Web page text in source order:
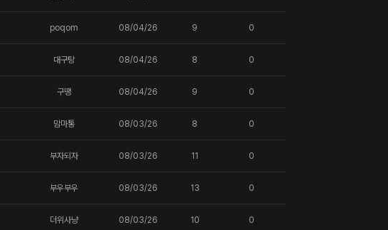
poqom 08/04/26 9 0
대구탕 08/04/26 8 0
구땡 08/04/26 9 0
맘마통 08/03/26 8 0
부자되자 08/03/26 11 0
부우부우 08/03/26 13 0
더위사냥 08/03/26 10 0